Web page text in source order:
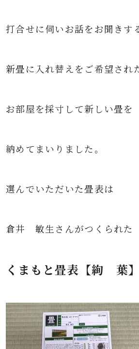
打合せに伺いお話をお聞きす
新畳に入れ替えをご希望され
お部屋を採寸して新しい畳を
納めてまいりました。
選んでいただいた畳表は
倉井 敏生さんがつくられた
くまもと畳表【絢 葉】